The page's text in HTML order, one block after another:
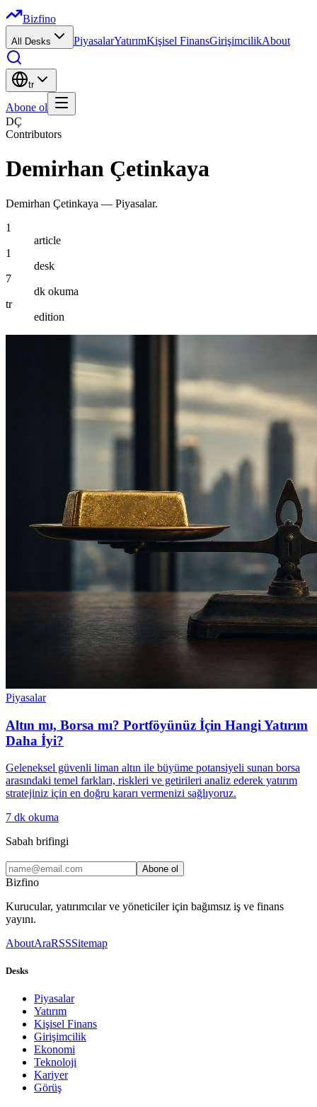
Bizfino
All Desks PiyasalarYatırımKişisel FinansGirişimcilikAbout
tr
Abone ol
DÇ
Contributors
Demirhan Çetinkaya
Demirhan Çetinkaya — Piyasalar.
1
article
1
desk
7
dk okuma
tr
edition
Piyasalar
Altın mı, Borsa mı? Portföyünüz İçin Hangi Yatırım
Daha İyi?
Geleneksel güvenli liman altın ile büyüme potansiyeli sunan borsa
arasındaki temel farkları, riskleri ve getirileri analiz ederek yatırım
stratejiniz için en doğru kararı vermenizi sağlıyoruz.
7 dk okuma
Sabah brifingi
Abone ol
Bizfino
Kurucular, yatırımcılar ve yöneticiler için bağımsız iş ve finans
yayını.
AboutAraRSSSitemap
Desks
Piyasalar
Yatırım
Kişisel Finans
Girişimcilik
Ekonomi
Teknoloji
Kariyer
Görüş